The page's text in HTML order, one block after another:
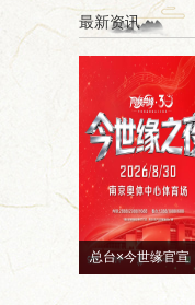
最新资讯
赓续红色初心 深